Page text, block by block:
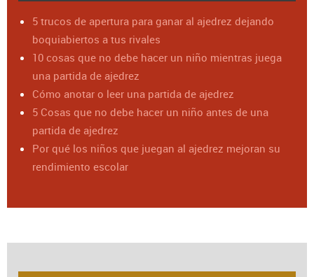
5 trucos de apertura para ganar al ajedrez dejando
boquiabiertos a tus rivales
10 cosas que no debe hacer un niño mientras juega
una partida de ajedrez
Cómo anotar o leer una partida de ajedrez
5 Cosas que no debe hacer un niño antes de una
partida de ajedrez
Por qué los niños que juegan al ajedrez mejoran su
rendimiento escolar